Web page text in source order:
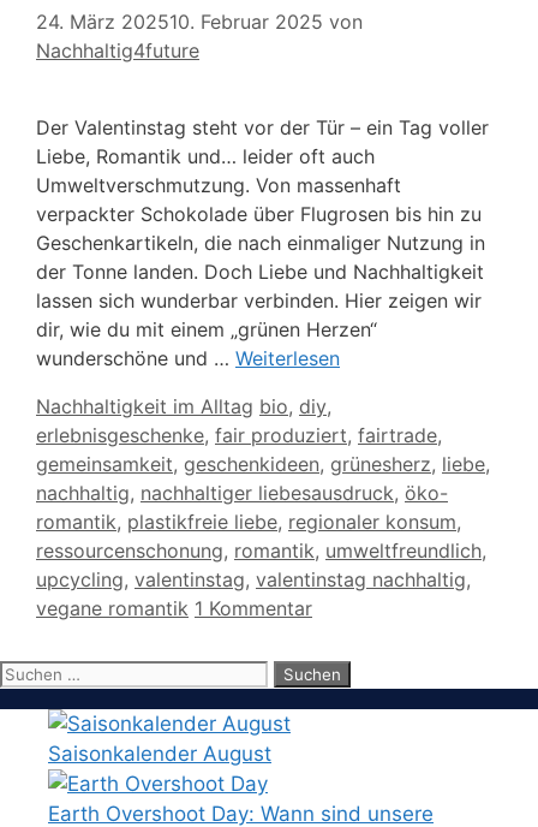
24. März 202510. Februar 2025 von
Nachhaltig4future
Der Valentinstag steht vor der Tür – ein Tag voller
Liebe, Romantik und… leider oft auch
Umweltverschmutzung. Von massenhaft
verpackter Schokolade über Flugrosen bis hin zu
Geschenkartikeln, die nach einmaliger Nutzung in
der Tonne landen. Doch Liebe und Nachhaltigkeit
lassen sich wunderbar verbinden. Hier zeigen wir
dir, wie du mit einem „grünen Herzen“
wunderschöne und … Weiterlesen
Kategorien
Nachhaltigkeit im Alltag Schlagwörter
bio, diy,
erlebnisgeschenke, fair produziert, fairtrade,
gemeinsamkeit, geschenkideen, grünesherz, liebe,
nachhaltig, nachhaltiger liebesausdruck, öko-
romantik, plastikfreie liebe, regionaler konsum,
ressourcenschonung, romantik, umweltfreundlich,
upcycling, valentinstag, valentinstag nachhaltig,
vegane romantik 1 Kommentar
Suchen
Saisonkalender August
Earth Overshoot Day: Wann sind unsere